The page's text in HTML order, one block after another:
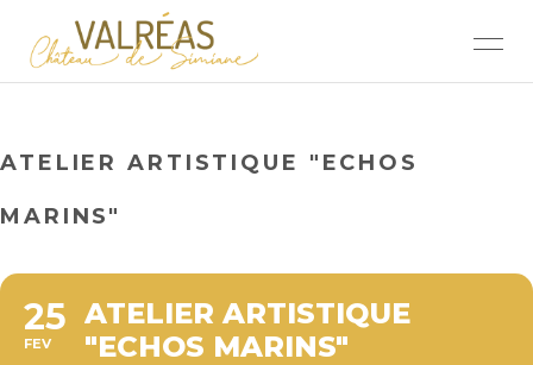
ATELIER ARTISTIQUE "ECHOS
MARINS"
25
FEV
ATELIER ARTISTIQUE
"ECHOS MARINS"